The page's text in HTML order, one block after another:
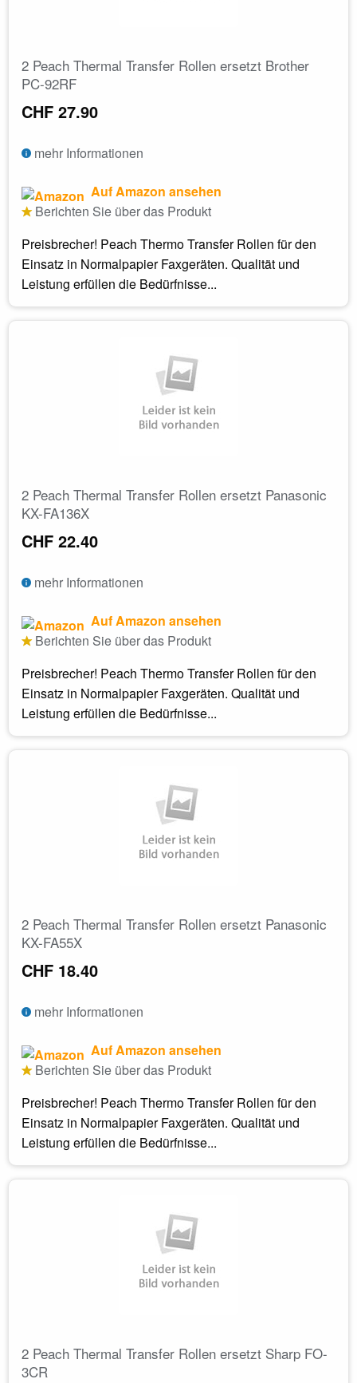
2 Peach Thermal Transfer Rollen ersetzt Brother
PC-92RF
CHF 27.90
mehr Informationen
Auf Amazon ansehen
Berichten Sie über das Produkt
Preisbrecher! Peach Thermo Transfer Rollen für den
Einsatz in Normalpapier Faxgeräten. Qualität und
Leistung erfüllen die Bedürfnisse...
2 Peach Thermal Transfer Rollen ersetzt Panasonic
KX-FA136X
CHF 22.40
mehr Informationen
Auf Amazon ansehen
Berichten Sie über das Produkt
Preisbrecher! Peach Thermo Transfer Rollen für den
Einsatz in Normalpapier Faxgeräten. Qualität und
Leistung erfüllen die Bedürfnisse...
2 Peach Thermal Transfer Rollen ersetzt Panasonic
KX-FA55X
CHF 18.40
mehr Informationen
Auf Amazon ansehen
Berichten Sie über das Produkt
Preisbrecher! Peach Thermo Transfer Rollen für den
Einsatz in Normalpapier Faxgeräten. Qualität und
Leistung erfüllen die Bedürfnisse...
2 Peach Thermal Transfer Rollen ersetzt Sharp FO-
3CR